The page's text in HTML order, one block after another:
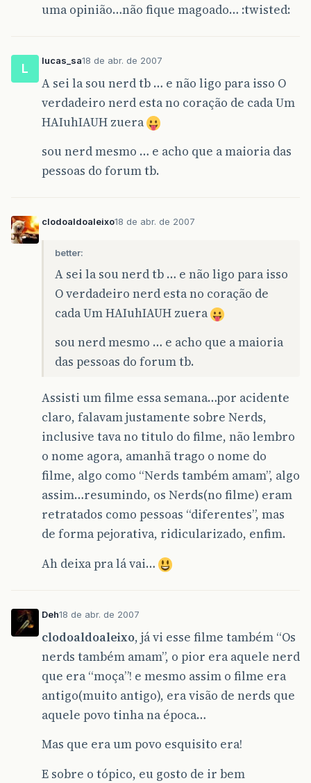
uma opinião…não fique magoado… :twisted:
L
lucas_sa18 de abr. de 2007
A sei la sou nerd tb … e não ligo para isso O
verdadeiro nerd esta no coração de cada Um
HAIuhIAUH zuera
sou nerd mesmo … e acho que a maioria das
pessoas do forum tb.
clodoaldoaleixo18 de abr. de 2007
better:
A sei la sou nerd tb … e não ligo para isso
O verdadeiro nerd esta no coração de
cada Um HAIuhIAUH zuera
sou nerd mesmo … e acho que a maioria
das pessoas do forum tb.
Assisti um filme essa semana…por acidente
claro, falavam justamente sobre Nerds,
inclusive tava no titulo do filme, não lembro
o nome agora, amanhã trago o nome do
filme, algo como “Nerds também amam”, algo
assim…resumindo, os Nerds(no filme) eram
retratados como pessoas “diferentes”, mas
de forma pejorativa, ridicularizado, enfim.
Ah deixa pra lá vai…
Deh18 de abr. de 2007
clodoaldoaleixo, já vi esse filme também “Os
nerds também amam”, o pior era aquele nerd
que era “moça”! e mesmo assim o filme era
antigo(muito antigo), era visão de nerds que
aquele povo tinha na época…
Mas que era um povo esquisito era!
E sobre o tópico, eu gosto de ir bem